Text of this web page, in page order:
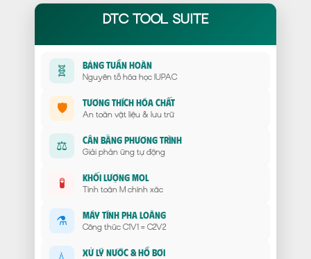
DTC TOOL SUITE
🧬 Bảng Tuần Hoàn
Nguyên tố hóa học IUPAC
🛡️ Tương Thích Hóa Chất
An toàn vật liệu & lưu trữ
⚖️ Cân Bằng Phương Trình
Giải phản ứng tự động
🧪 Khối Lượng Mol
Tính toán M chính xác
⚗️ Máy Tính Pha Loãng
Công thức C1V1 = C2V2
Xử Lý Nước & Hồ Bơi